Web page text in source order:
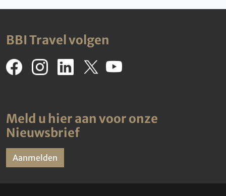
BBI Travel volgen
Meld u hier aan voor onze
Nieuwsbrief
Aanmelden